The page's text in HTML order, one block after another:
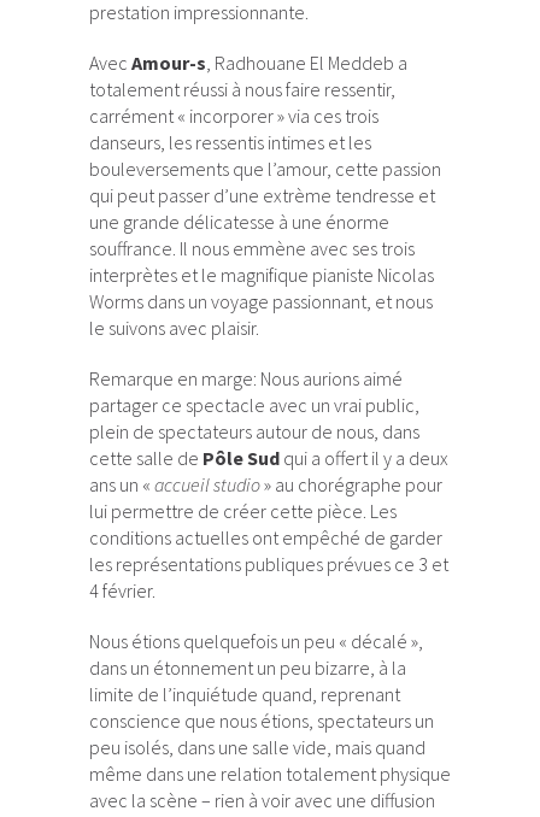
prestation impressionnante.
Avec Amour-s, Radhouane El Meddeb a
totalement réussi à nous faire ressentir,
carrément « incorporer » via ces trois
danseurs, les ressentis intimes et les
bouleversements que l’amour, cette passion
qui peut passer d’une extrème tendresse et
une grande délicatesse à une énorme
souffrance. Il nous emmène avec ses trois
interprètes et le magnifique pianiste Nicolas
Worms dans un voyage passionnant, et nous
le suivons avec plaisir.
Remarque en marge: Nous aurions aimé
partager ce spectacle avec un vrai public,
plein de spectateurs autour de nous, dans
cette salle de Pôle Sud qui a offert il y a deux
ans un « accueil studio» au chorégraphe pour
lui permettre de créer cette pièce. Les
conditions actuelles ont empêché de garder
les représentations publiques prévues ce 3 et
4 février.
Nous étions quelquefois un peu « décalé »,
dans un étonnement un peu bizarre, à la
limite de l’inquiétude quand, reprenant
conscience que nous étions, spectateurs un
peu isolés, dans une salle vide, mais quand
même dans une relation totalement physique
avec la scène – rien à voir avec une diffusion